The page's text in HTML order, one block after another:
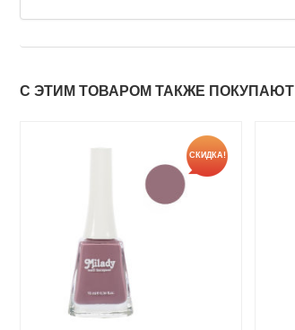
С ЭТИМ ТОВАРОМ ТАКЖЕ ПОКУПАЮТ
СКИДКА!